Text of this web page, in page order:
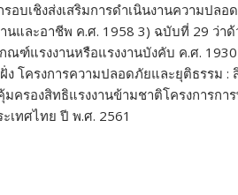
รอบเชิงส่งเสริมการดำเนินงานความปล
านและอาชีพ ค.ศ. 1958 3) ฉบับที่ 29 ว่า
กณฑ์แรงงานหรือแรงงานบังคับ ค.ศ.
ฝั่ง โครงการความปลอดภัยและยุติธรรม :
มครองสิทธิแรงงานข้ามชาติโครงการก
เทศไทย ปี พ.ศ. 2561